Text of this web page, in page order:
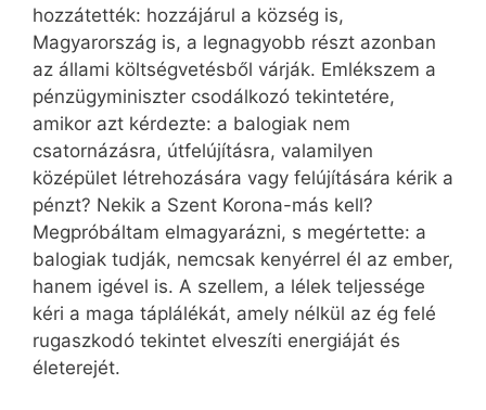
hozzátették: hozzájárul a község is,
Magyarország is, a legnagyobb részt azonban
az állami költségvetésből várják. Emlékszem a
pénzügyminiszter csodálkozó tekintetére,
amikor azt kérdezte: a balogiak nem
csatornázásra, útfelújításra, valamilyen
középület létrehozására vagy felújítására kérik a
pénzt? Nekik a Szent Korona-más kell?
Megpróbáltam elmagyarázni, s megértette: a
balogiak tudják, nemcsak kenyérrel él az ember,
hanem igével is. A szellem, a lélek teljessége
kéri a maga táplálékát, amely nélkül az ég felé
rugaszkodó tekintet elveszíti energiáját és
életerejét.